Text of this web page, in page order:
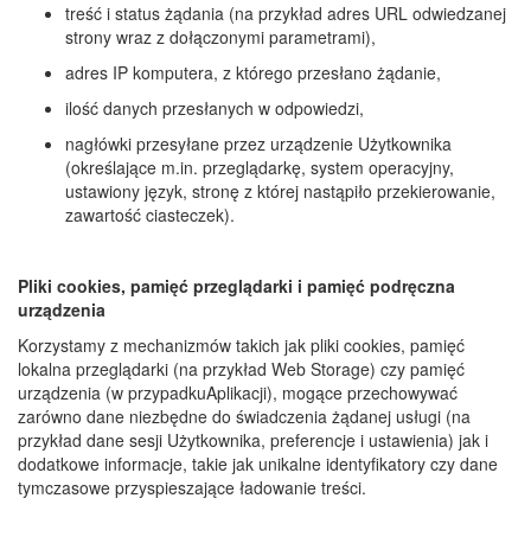
treść i status żądania (na przykład adres URL odwiedzanej
strony wraz z dołączonymi parametrami),
adres IP komputera, z którego przesłano żądanie,
ilość danych przesłanych w odpowiedzi,
nagłówki przesyłane przez urządzenie Użytkownika
(określające m.in. przeglądarkę, system operacyjny,
ustawiony język, stronę z której nastąpiło przekierowanie,
zawartość ciasteczek).
Pliki cookies, pamięć przeglądarki i pamięć podręczna
urządzenia
Korzystamy z mechanizmów takich jak pliki cookies, pamięć
lokalna przeglądarki (na przykład Web Storage) czy pamięć
urządzenia (w przypadkuAplikacji), mogące przechowywać
zarówno dane niezbędne do świadczenia żądanej usługi (na
przykład dane sesji Użytkownika, preferencje i ustawienia) jak i
dodatkowe informacje, takie jak unikalne identyfikatory czy dane
tymczasowe przyspieszające ładowanie treści.